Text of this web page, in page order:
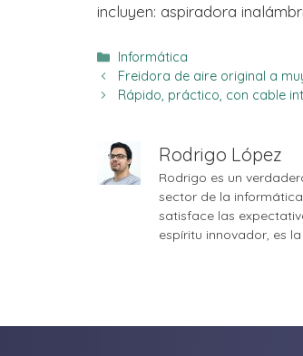
incluyen: aspiradora
Categorías
Informática
Freidora de aire original a
Rápido, práctico, con cable
Rodrigo López
Rodrigo es un
sector de la
satisface las
espíritu innovador, es